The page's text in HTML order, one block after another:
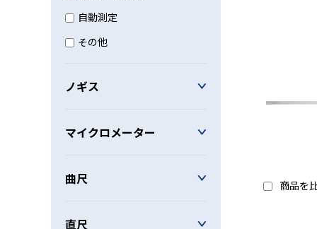
自動測定
その他
ノギス
マイクロメーター
曲尺
直尺
商品を